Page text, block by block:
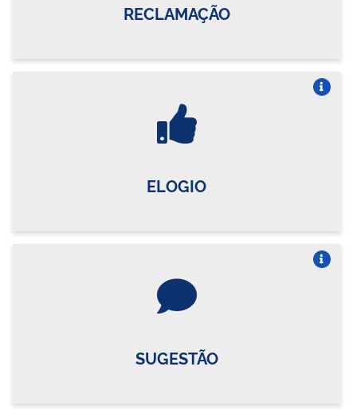
RECLAMAÇÃO
ELOGIO
SUGESTÃO